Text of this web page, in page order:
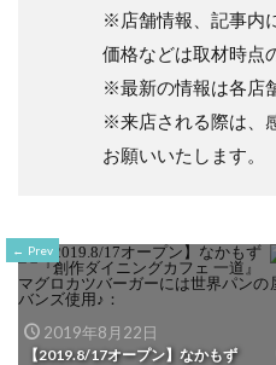
※店舗情報、記事内
価格などは取材時点
※最新の情報は各店
※来店される際は、
お願いいたします。
Prev
2019年8月22日
【2019.8/17オープン】なかもず